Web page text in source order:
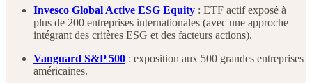
Invesco Global Active ESG Equity : ETF actif exposé à
plus de 200 entreprises internationales (avec une approche
intégrant des critères ESG et des facteurs actions).
Vanguard S&P 500 : exposition aux 500 grandes entreprises
américaines.